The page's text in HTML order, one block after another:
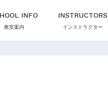
INFO
教室案内
INSTRUCTORS
インストラクター